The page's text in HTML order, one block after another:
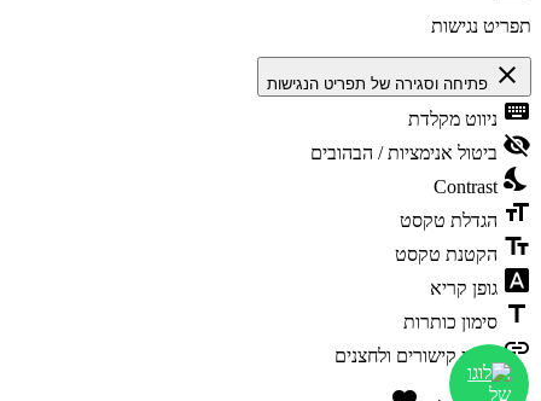
תפריט נגישות
close פתיחה וסגירה של תפריט הנגישות
keyboard ניווט מקלדת
visibility_off ביטול אנימציות / הבהובים
nights_stay
Contrast
format_size הגדלת טקסט
text_fields הקטנת טקסט
font_download גופן קריא
title סימון כותרות
link סימון קישורים ולחצנים